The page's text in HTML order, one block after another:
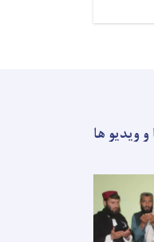
ویدیو ها